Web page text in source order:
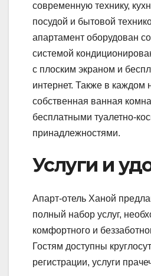
современную технику,
посудой и бытовой
апартамент оборудован
системой
с плоским экраном и
интернет. Также в каждом
собственная ванная
бесплатными туалетно-
принадлежностями.
Услуги и
Апарт-отель Ханой
полный набор услуг,
комфортного и
Гостям доступны
регистрации, услуги